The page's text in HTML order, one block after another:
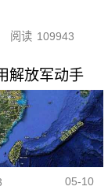
阅读 109943
解放军动手
05-10